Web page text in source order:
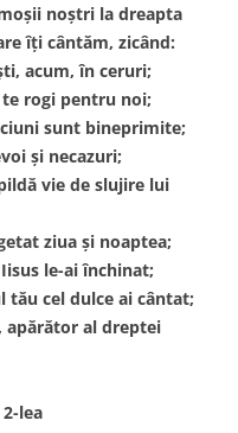
noștri la dreapta
îți cântăm, zicând:
acum, în ceruri;
rogi pentru noi;
sunt bineprimite;
și necazuri;
vie de slujire lui
ziua și noaptea;
le-ai închinat;
tău cel dulce ai cântat;
apărător al dreptei
lea